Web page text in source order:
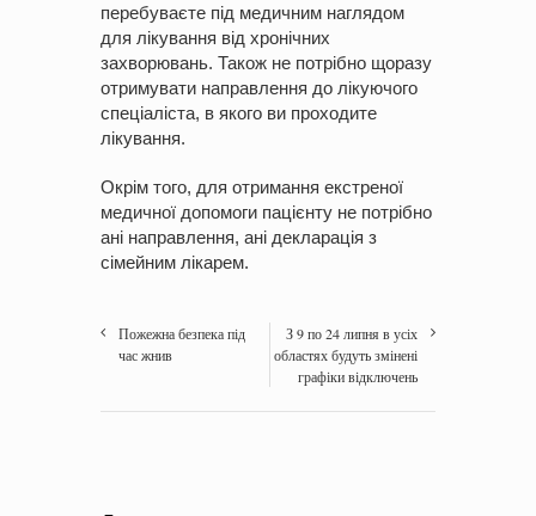
перебуваєте під медичним наглядом
для лікування від хронічних
захворювань. Також не потрібно щоразу
отримувати направлення до лікуючого
спеціаліста, в якого ви проходите
лікування.
Окрім того, для отримання екстреної
медичної допомоги пацієнту не потрібно
ані направлення, ані декларація з
сімейним лікарем.
Пожежна безпека під
час жнив
З 9 по 24 липня в усіх
областях будуть змінені
графіки відключень